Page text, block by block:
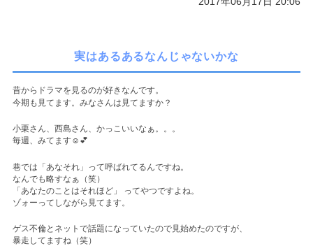
実はあるあるなんじゃないかな
昔からドラマを見るのが好きなんです。
今期も見てます。みなさんは見てますか？
小栗さん、西島さん、かっこいいなぁ。。。
毎週、みてます☺️💕
巷では「あなそれ」って呼ばれてるんですね。
なんでも略すなぁ（笑）
「あなたのことはそれほど」
ってやつですよね。
ゾォーってしながら見てます。
ゲス不倫とネットで話題になっていたので見始めたのですが、
暴走してますね（笑）